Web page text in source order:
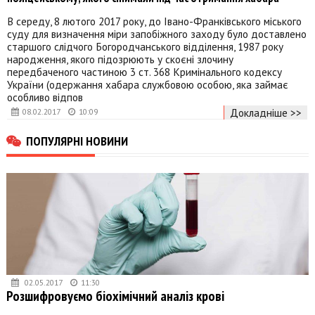
08.02.2017 10:09
В середу, 8 лютого 2017 року, до Івано-Франківського міського
суду для визначення міри запобіжного заходу було доставлено
старшого слідчого Богородчанського відділення, 1987 року
народження, якого підозрюють у скоєні злочину
передбаченого частиною 3 ст. 368 Кримінального кодексу
України (одержання хабара службовою особою, яка займає
особливо відпов
Докладніше >>
ПОПУЛЯРНІ НОВИНИ
02.05.2017 11:30
Розшифровуємо біохімічний аналіз крові